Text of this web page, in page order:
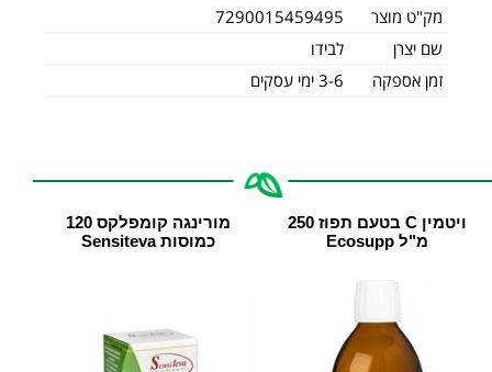
מק"ט מוצר
7290015459495
שם יצרן
לבידו
זמן אספקה
3-6 ימי עסקים
ויטמין C בטעם תפוז 250
מ"ל Ecosupp
מורינגה קומפלקס 120
כמוסות Sensiteva